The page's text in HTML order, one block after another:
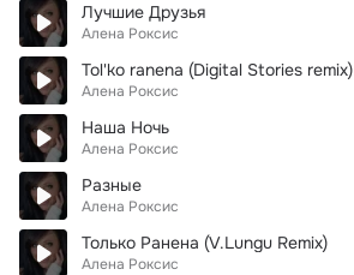
Лучшие Друзья
Алена Роксис
Tol'ko ranena (Digital Stories remix)
Алена Роксис
Наша Ночь
Алена Роксис
Разные
Алена Роксис
Только Ранена (V.Lungu Remix)
Алена Роксис